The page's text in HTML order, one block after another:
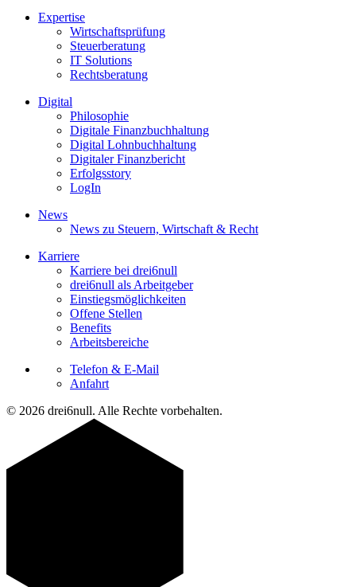
Expertise
Wirtschaftsprüfung
Steuerberatung
IT Solutions
Rechtsberatung
Digital
Philosophie
Digitale Finanzbuchhaltung
Digital Lohnbuchhaltung
Digitaler Finanzbericht
Erfolgsstory
LogIn
News
News zu Steuern, Wirtschaft & Recht
Karriere
Karriere bei drei6null
drei6null als Arbeitgeber
Einstiegsmöglichkeiten
Offene Stellen
Benefits
Arbeitsbereiche
Telefon & E-Mail
Anfahrt
© 2026 drei6null. Alle Rechte vorbehalten.